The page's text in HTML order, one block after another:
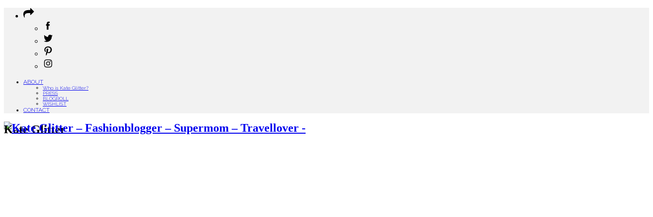
ABOUT
Who is Kate Glitter?
PRESS
BLOGROLL
WISHLIST
CONTACT
Kate Glitter